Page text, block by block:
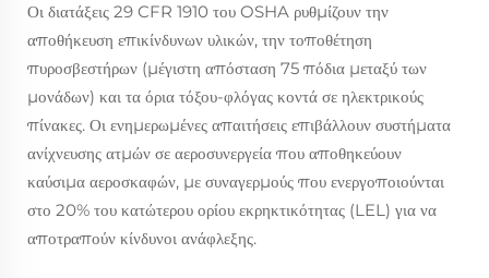
Οι διατάξεις 29 CFR 1910 του OSHA ρυθμίζουν την
αποθήκευση επικίνδυνων υλικών, την τοποθέτηση
πυροσβεστήρων (μέγιστη απόσταση 75 πόδια μεταξύ των
μονάδων) και τα όρια τόξου-φλόγας κοντά σε ηλεκτρικούς
πίνακες. Οι ενημερωμένες απαιτήσεις επιβάλλουν συστήματα
ανίχνευσης ατμών σε αεροσυνεργεία που αποθηκεύουν
καύσιμα αεροσκαφών, με συναγερμούς που ενεργοποιούνται
στο 20% του κατώτερου ορίου εκρηκτικότητας (LEL) για να
αποτραπούν κίνδυνοι ανάφλεξης.